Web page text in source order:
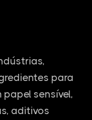
para
sensível,
aditivos